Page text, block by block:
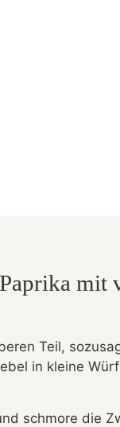
mit
Teil,
in kleine
schmore die